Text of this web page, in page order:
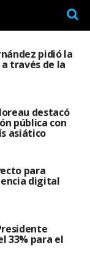
pidió la
través de la
destacó
pública con
asiático
para
digital
33% para el